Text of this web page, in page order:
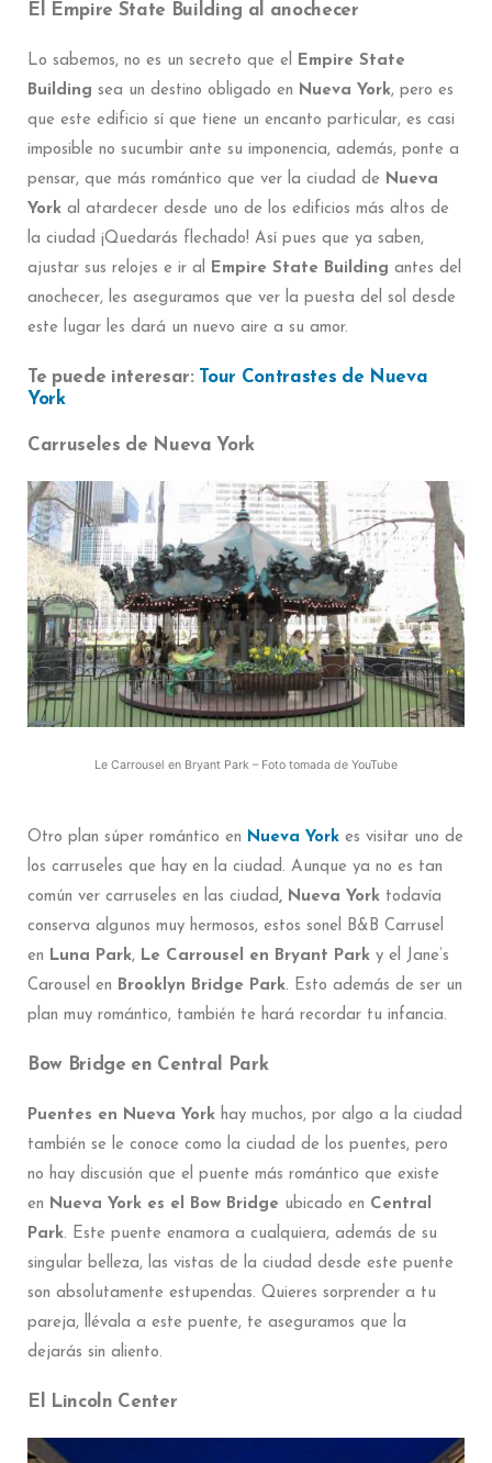
El Empire State Building al anochecer
Lo sabemos, no es un secreto que el Empire State
Building sea un destino obligado en Nueva York, pero es
que este edificio sí que tiene un encanto particular, es casi
imposible no sucumbir ante su imponencia, además, ponte a
pensar, que más romántico que ver la ciudad de Nueva
York al atardecer desde uno de los edificios más altos de
la ciudad ¡Quedarás flechado! Así pues que ya saben,
ajustar sus relojes e ir al Empire State Building antes del
anochecer, les aseguramos que ver la puesta del sol desde
este lugar les dará un nuevo aire a su amor.
Te puede interesar: Tour Contrastes de Nueva
York
Carruseles de Nueva York
Le Carrousel en Bryant Park – Foto tomada de YouTube
Otro plan súper romántico en Nueva York es visitar uno de
los carruseles que hay en la ciudad. Aunque ya no es tan
común ver carruseles en las ciudad, Nueva York todavía
conserva algunos muy hermosos, estos sonel B&B Carrusel
en Luna Park, Le Carrousel en Bryant Park y el Jane’s
Carousel en Brooklyn Bridge Park. Esto además de ser un
plan muy romántico, también te hará recordar tu infancia.
Bow Bridge en Central Park
Puentes en Nueva York hay muchos, por algo a la ciudad
también se le conoce como la ciudad de los puentes, pero
no hay discusión que el puente más romántico que existe
en Nueva York es el Bow Bridge ubicado en Central
Park. Este puente enamora a cualquiera, además de su
singular belleza, las vistas de la ciudad desde este puente
son absolutamente estupendas. Quieres sorprender a tu
pareja, llévala a este puente, te aseguramos que la
dejarás sin aliento.
El Lincoln Center